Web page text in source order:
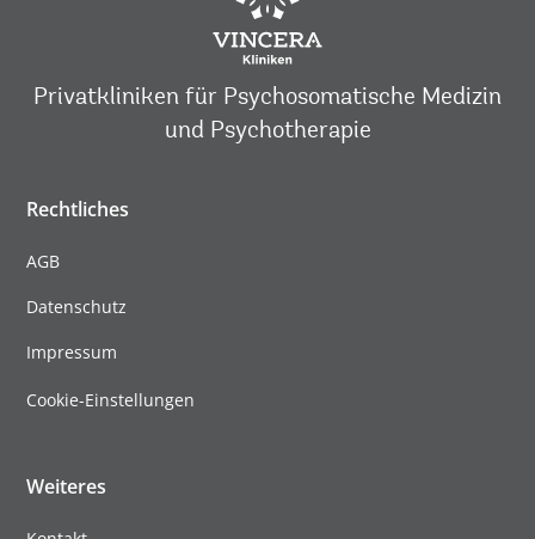
Privatkliniken für Psychosomatische Medizin
und Psychotherapie
Rechtliches
AGB
Datenschutz
Impressum
Cookie-Einstellungen
Weiteres